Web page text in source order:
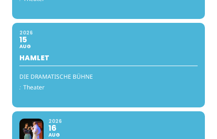
2026
15
AUG
HAMLET
DIE DRAMATISCHE BÜHNE
: Theater
2026
16
AUG